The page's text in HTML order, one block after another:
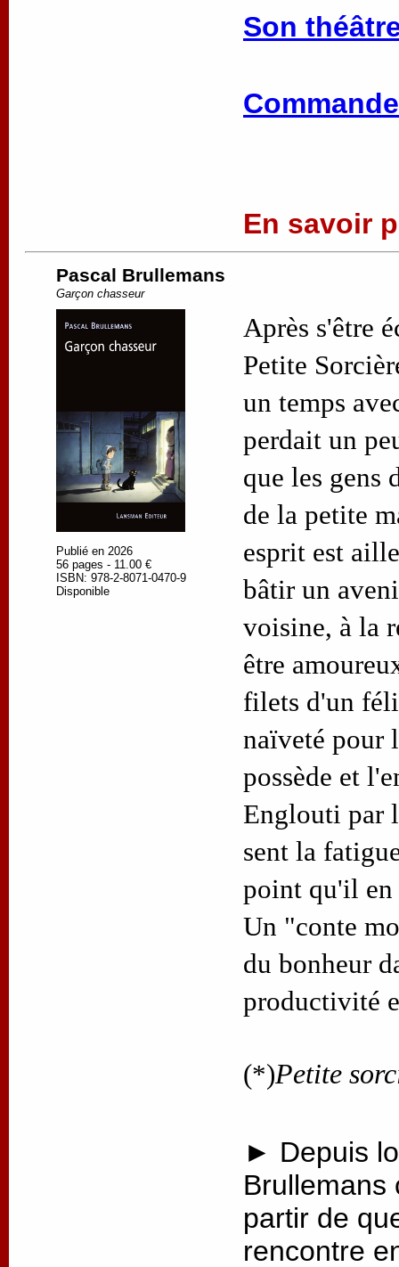
Son
En savoir
Pascal Brullemans
Garçon chasseur
Publié en 2026
56 pages - 11.00 €
ISBN: 978-2-8071-0470-9
Disponible
Après s'être
Petite
un temps
perdait un
que les gens
de la petite
esprit est
bâtir un
voisine, à la
être
filets d'un
naïveté pour
possède et
Englouti par
sent la
point qu'il en
Un "conte
du bonheur
productivité
(*)Petite
► Depuis
Brullemans
partir de
rencontre